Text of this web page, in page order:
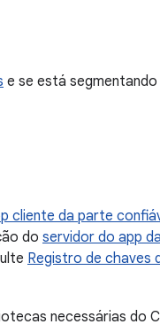
e se está
cliente da parte
do servidor do app
Registro de chaves
necessárias do